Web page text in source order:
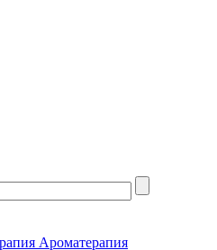
Ароматерапия